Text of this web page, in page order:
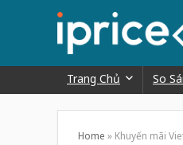
Trang Chủ So
Home » Khuyến mãi